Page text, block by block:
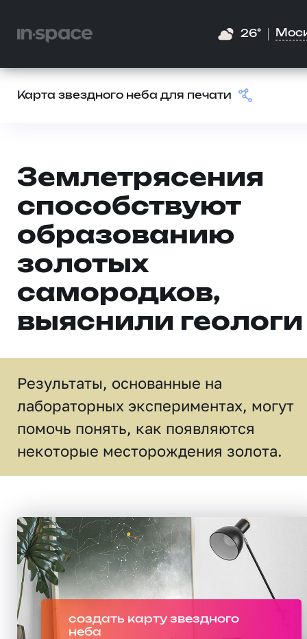
26°
Карта звездного неба для печати
Землетрясения
способствуют
образованию
золотых
самородков,
выяснили геологи
Результаты, основанные на
лабораторных экспериментах, могут
помочь понять, как появляются
некоторые месторождения золота.
создать карту звездного
неба